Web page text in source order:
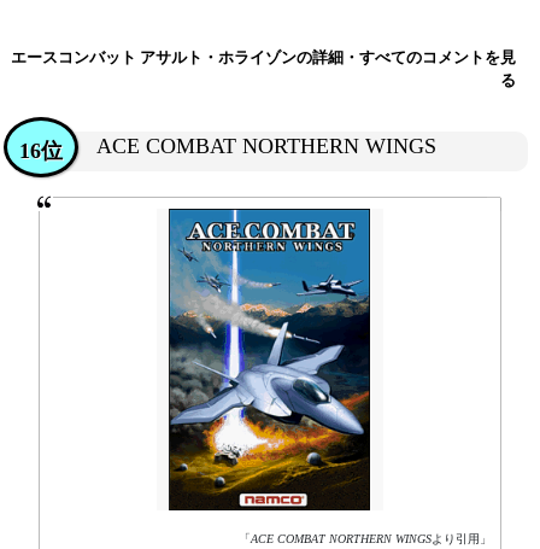
エースコンバット アサルト・ホライゾンの詳細・すべてのコメントを見
る
ACE COMBAT NORTHERN WINGS
16位
「ACE COMBAT NORTHERN WINGSより引用」